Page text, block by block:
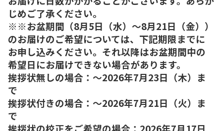
じめご了承ください。
※※お盆期間（8月5日（水）～8月21日（金））
のお届けのご希望については、下記期限までに
お申し込みください。それ以降はお盆期間中の
希望日にお届けできない場合があります。
挨拶状無しの場合：～2026年7月23日（木）ま
で
挨拶状付きの場合：～2026年7月21日（火）ま
で
挨拶状の校正をご希望の場合：2026年7月17日